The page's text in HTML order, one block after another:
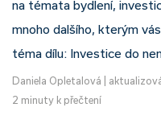
na témata bydlení,
mnoho dalšího, kterým
téma dílu: Investice do
Daniela Opletalová
2 minuty k přečtení